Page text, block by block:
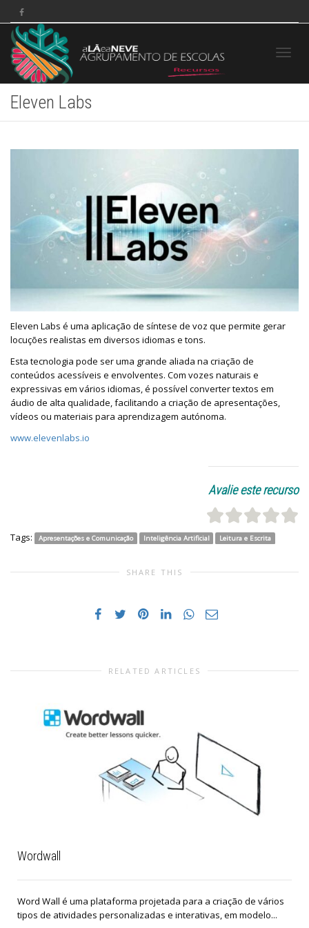
Eleven Labs
Eleven Labs é uma aplicação de síntese de voz que permite gerar
locuções realistas em diversos idiomas e tons.
Esta tecnologia pode ser uma grande aliada na criação de
conteúdos acessíveis e envolventes. Com vozes naturais e
expressivas em vários idiomas, é possível converter textos em
áudio de alta qualidade, facilitando a criação de apresentações,
vídeos ou materiais para aprendizagem autónoma.
www.elevenlabs.io
Avalie este recurso
Tags: Apresentações e Comunicação Inteligência Artificial Leitura e Escrita
SHARE THIS
RELATED ARTICLES
Wordwall
Word Wall é uma plataforma projetada para a criação de vários
tipos de atividades personalizadas e interativas, em modelo...